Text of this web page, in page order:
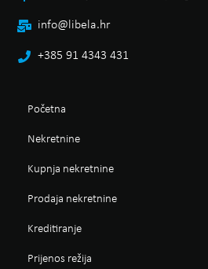
info@libela.hr
+385 91 4343 431
Početna
Nekretnine
Kupnja nekretnine
Prodaja nekretnine
Kreditiranje
Prijenos režija